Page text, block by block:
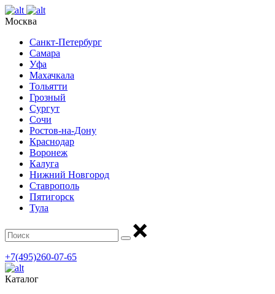
Москва
Санкт-Петербург
Самара
Уфа
Махачкала
Тольятти
Грозный
Сургут
Сочи
Ростов-на-Дону
Краснодар
Воронеж
Калуга
Нижний Новгород
Ставрополь
Пятигорск
Тула
+7(495)260-07-65
Каталог